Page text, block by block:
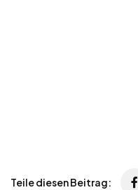
Teile diesen Beitrag: